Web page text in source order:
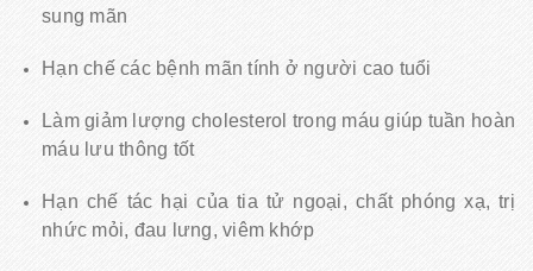
sung mãn
Hạn chế các bệnh mãn tính ở người cao tuổi
Làm giảm lượng cholesterol trong máu giúp tuần hoàn
máu lưu thông tốt
Hạn chế tác hại của tia tử ngoại, chất phóng xạ, trị
nhức mỏi, đau lưng, viêm khớp